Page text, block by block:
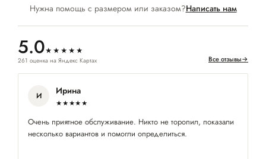
Нужна помощь с размером или заказом?Написать нам
5.0★★★★★
261 оценка на Яндекс Картах Все отзывы→
И Ирина
★★★★★
Очень приятное обслуживание. Никто не торопил, показали
несколько вариантов и помогли определиться.